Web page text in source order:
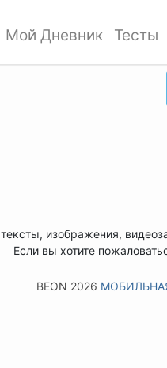
Мой Дневник Тесты
изображения,
Если вы хотите
BEON 2026